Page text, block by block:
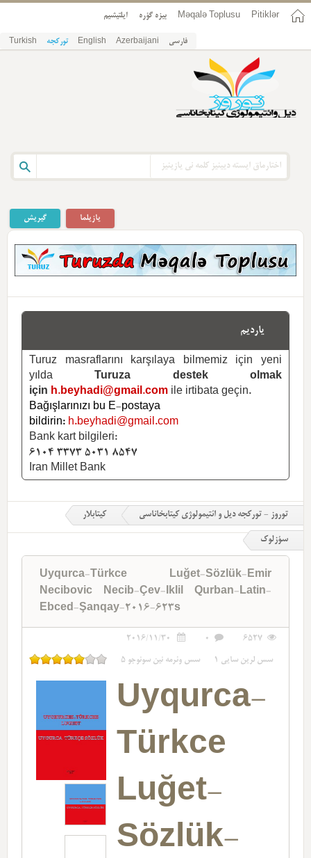
Pitiklər
Məqalə Toplusu بیزه گؤره ایلتیشیم
فارسی Azerbaijani
English تورکجه Turkish
گیریش یازیلما
یاردیم
Turuz masraflarını karşılaya bilmemiz için yeni
yılda
Turuza destek olmak
için h.beyhadi@gmail.com ile irtibata geçin.
Bağışlarınızı bu E-postaya
bildirin: h.beyhadi@gmail.com
Bank kart bilgileri:
6104 3373 5031 8547
Iran Millet Bank
توروز - تورکجه دیل و ائتیمولوژی کیتابخاناسی کیتابلار
سؤزلوک
Uyqurca-Türkce Luğet-Sözlük-Emir
Necibovic Necib-Çev-Iklil Qurban-Latin-
Ebced-Şanqay-2016-623s
6527
0
2016/11/30
سس لرین سایی 1 سس وئرمه نین سونوجو 5
Uyqurca-
Türkce
Luğet-
Sözlük-